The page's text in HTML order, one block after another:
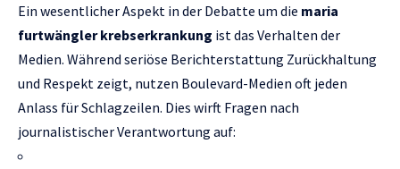
Ein wesentlicher Aspekt in der Debatte um die maria
furtwängler krebserkrankung ist das Verhalten der
Medien. Während seriöse Berichterstattung Zurückhaltung
und Respekt zeigt, nutzen Boulevard-Medien oft jeden
Anlass für Schlagzeilen. Dies wirft Fragen nach
journalistischer Verantwortung auf: